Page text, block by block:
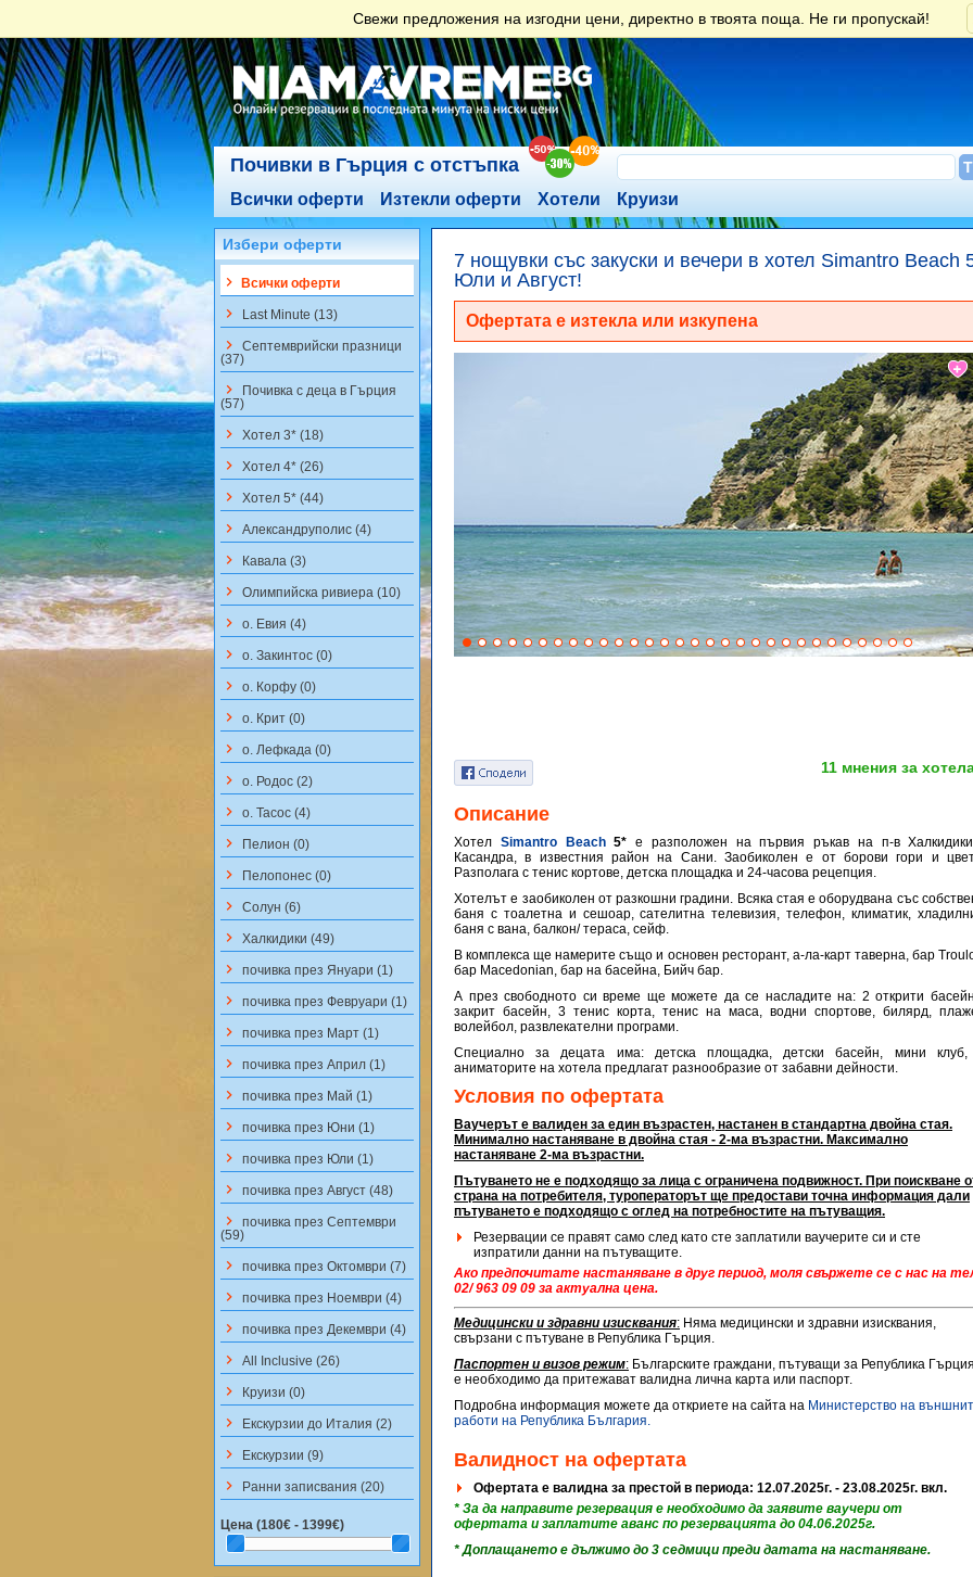
Свежи предложения на изгодни цени, директно в твоята поща. Не ги пропускай!
Почивки в Гърция с отстъпка
Всички оферти Изтекли оферти Хотели Круизи
7 нощувки със закуски и вечери в хотел Simantro
Юли и Август!
Офертата е изтекла или изкупена
11 мнения за
Описание
Хотел Simantro Beach5* е разположен на първия ръкав на п-в
Касандра, в известния район на Сани. Заобиколен е от борови гори и
Разполага с тенис кортове, детска площадка и 24-часова рецепция.
Хотелът е заобиколен от разкошни градини. Всяка стая е оборудвана със
баня с тоалетна и сешоар, сателитна телевизия, телефон, климатик,
баня с вана, балкон/ тераса, сейф.
В комплекса ще намерите също и oсновен ресторант, а-ла-карт таверна, бар
бар Macedonian, бар на басейна, Бийч бар.
А през свободното си време ще можете да се нaсладите на: 2 открити
закрит басейн, 3 тенис корта, тенис на маса, водни спортове, билярд,
волейбол, развлекателни програми.
Специално за децата има: детска площадка, детски басейн, мини
аниматорите на хотела предлагат разнообразие от забавни дейности.
Условия по офертата
Ваучерът е валиден за един възрастен, настанен в стандартна двойна стая.
Минимално настаняване в двойна стая - 2-ма възрастни. Максимално
настаняване 2-ма възрастни.
Пътуването не е подходящо за лица с ограничена подвижност. При поискване
страна на потребителя, туроператорът ще предостави точна информация дали
пътуването е подходящо с оглед на потребностите на пътуващия.
Резервации се правят само след като сте заплатили ваучерите си и сте
изпратили данни на пътуващите.
Ако предпочитате настаняване в друг период, моля свържете се с нас на
02/ 963 09 09 за актуална цена.
Медицински и здравни изисквания: Няма медицински и здравни изисквания,
свързани с пътуване в Република Гърция.
Паспортен и визов режим: Българските граждани, пътуващи за Република
е необходимо да притежават валидна лична карта или паспорт.
Подробна информация можете да откриете на сайта на Министерство на
работи на Република България.
Валидност на офертата
Офертата е валидна за престой в периода: 12.07.2025г. - 23.08.2025г. вкл.
* За да направите резервация е необходимо да заявите ваучери от
офертата и заплатите аванс по резервацията до 04.06.2025г.
* Доплащането е дължимо до 3 седмици преди датата на настаняване.
Избери оферти
keyboard_arrow_right Всички оферти
keyboard_arrow_right Last Minute (13)
keyboard_arrow_right Септемврийски празници
(37)
keyboard_arrow_right
Почивка с деца в Гърция
(57)
keyboard_arrow_right Хотел 3* (18)
keyboard_arrow_right Хотел 4* (26)
keyboard_arrow_right Хотел 5* (44)
keyboard_arrow_right Aлександруполис (4)
keyboard_arrow_right Кавала (3)
keyboard_arrow_right Олимпийска ривиера (10)
keyboard_arrow_right о. Евия (4)
keyboard_arrow_right о. Закинтос (0)
keyboard_arrow_right о. Корфу (0)
keyboard_arrow_right о. Крит (0)
keyboard_arrow_right о. Лефкада (0)
keyboard_arrow_right о. Родос (2)
keyboard_arrow_right о. Тасос (4)
keyboard_arrow_right Пелион (0)
keyboard_arrow_right Пелопонес (0)
keyboard_arrow_right Солун (6)
keyboard_arrow_right Халкидики (49)
keyboard_arrow_right почивка през Януари (1)
keyboard_arrow_right почивка през Февруари (1)
keyboard_arrow_right почивка през Март (1)
keyboard_arrow_right почивка през Април (1)
keyboard_arrow_right почивка през Май (1)
keyboard_arrow_right почивка през Юни (1)
keyboard_arrow_right почивка през Юли (1)
keyboard_arrow_right почивка през Август (48)
keyboard_arrow_right почивка през Септември
(59)
keyboard_arrow_right почивка през Октомври (7)
keyboard_arrow_right почивка през Ноември (4)
keyboard_arrow_right почивка през Декември (4)
keyboard_arrow_right All Inclusive (26)
keyboard_arrow_right Круизи (0)
keyboard_arrow_right Екскурзии до Италия (2)
keyboard_arrow_right Екскурзии (9)
keyboard_arrow_right Ранни записвания (20)
Цена (180€ - 1399€)